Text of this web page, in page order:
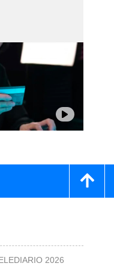
2026